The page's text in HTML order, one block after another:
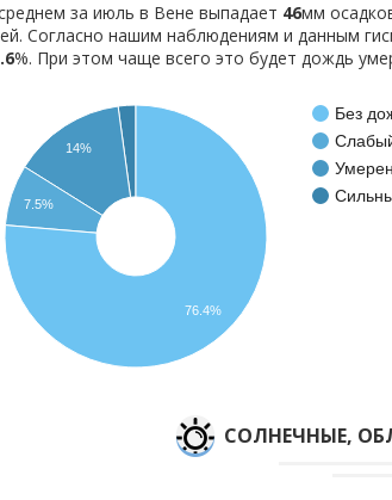
за июль в Вене выпадает 46мм
Согласно нашим наблюдениям и данным
%. При этом чаще всего это будет дождь
Без
14%
7.5%
76.4%
CОЛНЕЧНЫЕ,